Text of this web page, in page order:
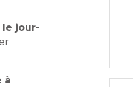
le jour-
à